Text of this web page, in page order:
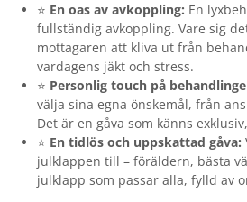
⭐ En oas av avkoppling: En
fullständig avkoppling. Vare sig
mottagaren att kliva ut från
vardagens jäkt och stress.
⭐ Personlig touch på
välja sina egna önskemål, från
Det är en gåva som känns
⭐ En tidlös och uppskattad gåva:
julklappen till – föräldern, bästa
julklapp som passar alla, fylld av